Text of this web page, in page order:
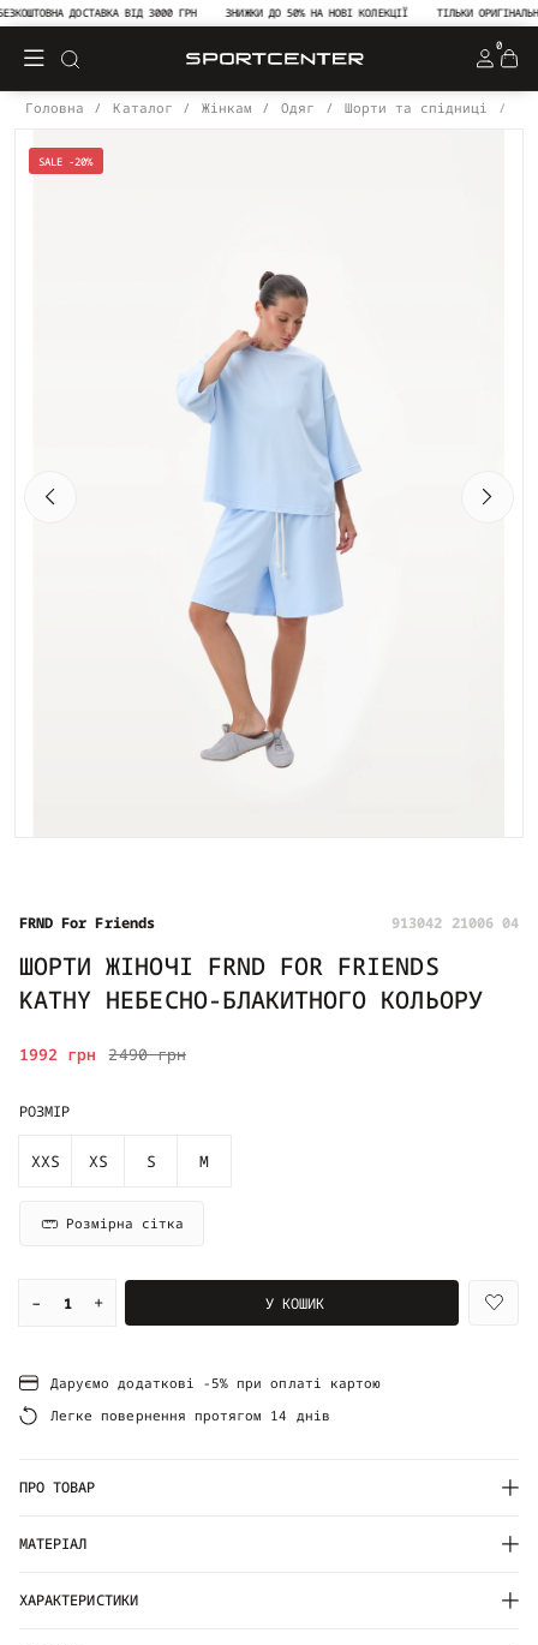
ДОСТАВКА ВІД 3000 ГРН ЗНИЖКИ ДО 50% НА НОВІ КОЛЕКЦІЇ ТІЛЬКИ ОРИГІНАЛЬНА
0
Головна Каталог Жінкам Одяг Шорти та спідниці
SALE -20%
FRND For Friends 913042 21006 04
ШОРТИ ЖІНОЧІ FRND FOR FRIENDS
KATHY НЕБЕСНО-БЛАКИТНОГО КОЛЬОРУ
2490 грн
1992 грн
РОЗМІР
XXS XS S M
Розмірна сітка
– + У КОШИК
Даруємо додаткові -5% при оплаті картою
Легке повернення протягом 14 днів
ПРО ТОВАР
МАТЕРІАЛ
ХАРАКТЕРИСТИКИ